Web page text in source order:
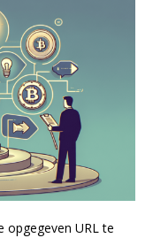
opgegeven URL te